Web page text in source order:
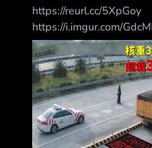
https://reurl.cc/5XpGoy
https://i.imgur.com/
死了 載那麼重還敢開上
誰 這下不只扣車，法院